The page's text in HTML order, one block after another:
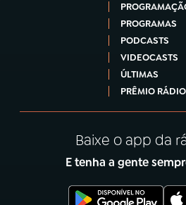
PROGRAMAS
PODCASTS
VIDEOCASTS
ÚLTIMAS
PRÊMIO
Baixe o app da
E tenha a gente